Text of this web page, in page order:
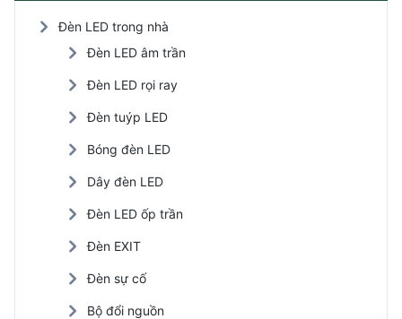
Đèn LED trong nhà
Đèn LED âm trần
Đèn LED rọi ray
Đèn tuýp LED
Bóng đèn LED
Dây đèn LED
Đèn LED ốp trần
Đèn EXIT
Đèn sự cố
Bộ đổi nguồn